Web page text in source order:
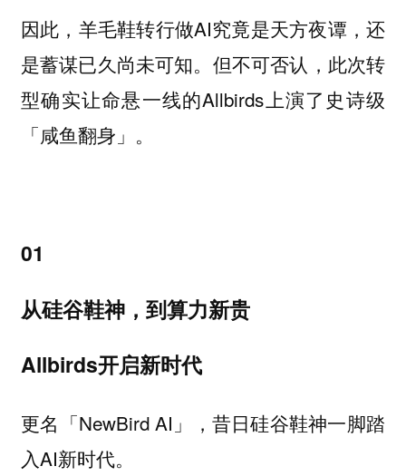
因此，羊毛鞋转行做AI究竟是天方夜谭，还
是蓄谋已久尚未可知。但不可否认，此次转
型确实让命悬一线的Allbirds上演了史诗级
「咸鱼翻身」。
01
从硅谷鞋神，到算力新贵
Allbirds开启新时代
更名「NewBird AI」，昔日硅谷鞋神一脚踏
入AI新时代。